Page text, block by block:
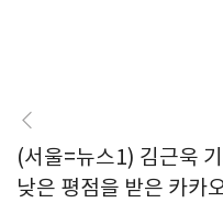
(서울=뉴스1) 김근욱
낮은 평점을 받은 카카